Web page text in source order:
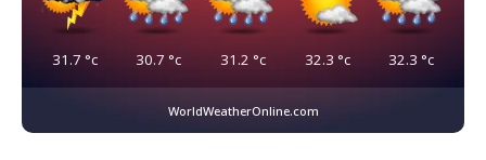
31.7 °c 30.7 °c 31.2 °c 32.3 °c 32.3 °c
WorldWeatherOnline.com